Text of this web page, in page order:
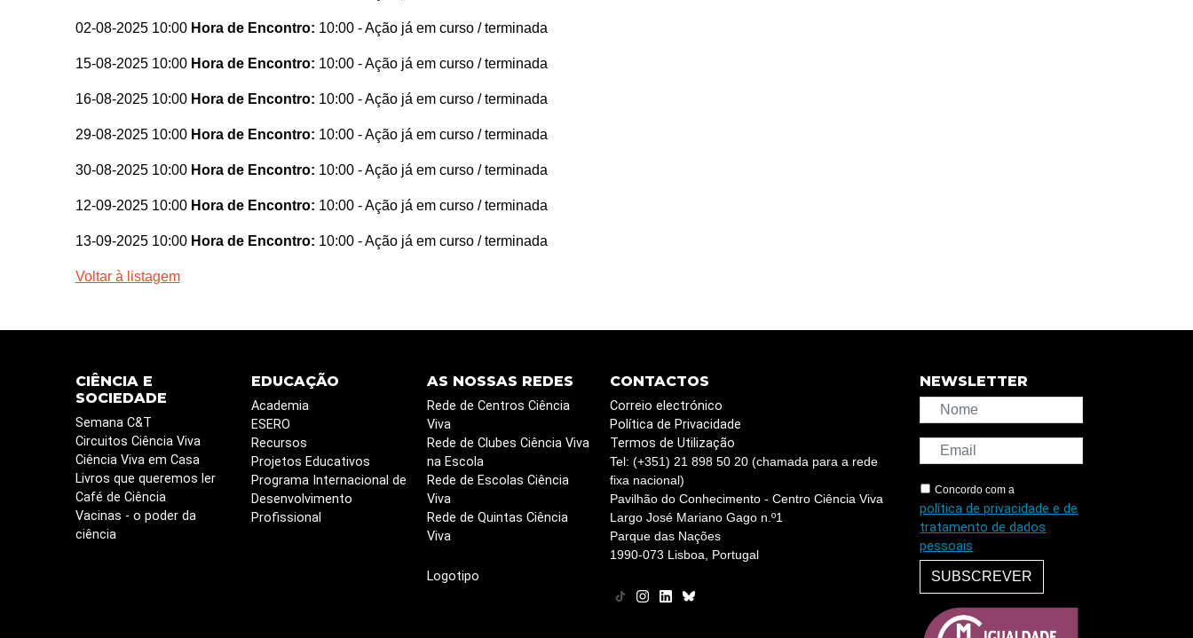
02-08-2025 10:00 Hora de Encontro: 10:00 - Ação já em curso / terminada
15-08-2025 10:00 Hora de Encontro: 10:00 - Ação já em curso / terminada
16-08-2025 10:00 Hora de Encontro: 10:00 - Ação já em curso / terminada
29-08-2025 10:00 Hora de Encontro: 10:00 - Ação já em curso / terminada
30-08-2025 10:00 Hora de Encontro: 10:00 - Ação já em curso / terminada
12-09-2025 10:00 Hora de Encontro: 10:00 - Ação já em curso / terminada
13-09-2025 10:00 Hora de Encontro: 10:00 - Ação já em curso / terminada
Voltar à listagem
CIÊNCIA E
SOCIEDADE
Semana C&T
Circuitos Ciência Viva
Ciência Viva em Casa
Livros que queremos ler
Café de Ciência
Vacinas - o poder da
ciência
EDUCAÇÃO
Academia
ESERO
Recursos
Projetos Educativos
Programa Internacional de
Desenvolvimento
Profissional
AS NOSSAS REDES
Rede de Centros Ciência
Viva
Rede de Clubes Ciência Viva
na Escola
Rede de Escolas Ciência
Viva
Rede de Quintas Ciência
Viva
Logotipo
CONTACTOS
Correio electrónico
Política de Privacidade
Termos de Utilização
Tel: (+351) 21 898 50 20 (chamada para a rede
fixa nacional)
Pavilhão do Conhecimento - Centro Ciência Viva
Largo José Mariano Gago n.º1
Parque das Nações
1990-073 Lisboa, Portugal
NEWSLETTER
Concordo com a
política de privacidade e de
tratamento de dados
pessoais
SUBSCREVER